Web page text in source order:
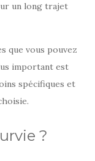
un long trajet
que vous pouvez
important est
spécifiques et
?